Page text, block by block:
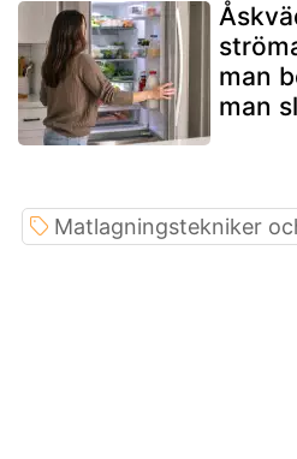
man
man
Matlagningstekniker